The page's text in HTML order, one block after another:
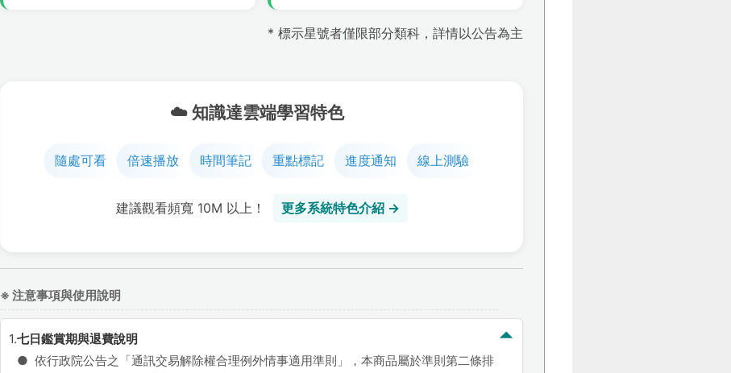
* 標示星號者僅限部分類科，詳情以公告為主
☁️ 知識達雲端學習特色
隨處可看 倍速播放 時間筆記 重點標記 進度通知 線上測驗
建議觀看頻寬 10M 以上！ 更多系統特色介紹 →
※ 注意事項與使用說明
1.七日鑑賞期與退費說明
● 依行政院公告之「通訊交易解除權合理例外情事適用準則」，本商品屬於準則第二條排